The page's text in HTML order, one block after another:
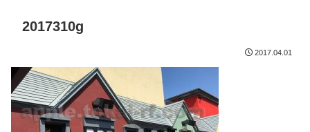
2017310g
2017.04.01